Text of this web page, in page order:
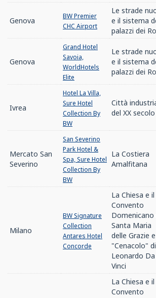
Genova
BW Premier
CHC Airport
Le strade
e il sistema
palazzi dei
Genova
Grand Hotel
Savoia,
WorldHotels
Elite
Le strade
e il sistema
palazzi dei
Ivrea
Hotel La Villa,
Sure Hotel
Collection By
BW
Città
del XX secolo
Mercato San
Severino
San Severino
Park Hotel &
Spa, Sure Hotel
Collection By
BW
La Costiera
Amalfitana
Milano
BW Signature
Collection
Antares Hotel
Concorde
La Chiesa e il
Convento
Domenicano
Santa Maria
delle Grazie
"Cenacolo" di
Leonardo Da
Vinci
La Chiesa e il
Convento